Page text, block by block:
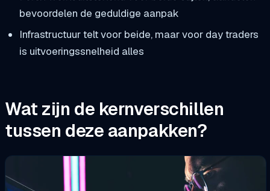
bevoordelen de geduldige aanpak
Infrastructuur telt voor beide, maar voor day traders
is uitvoeringssnelheid alles
Wat zijn de kernverschillen
tussen deze aanpakken?